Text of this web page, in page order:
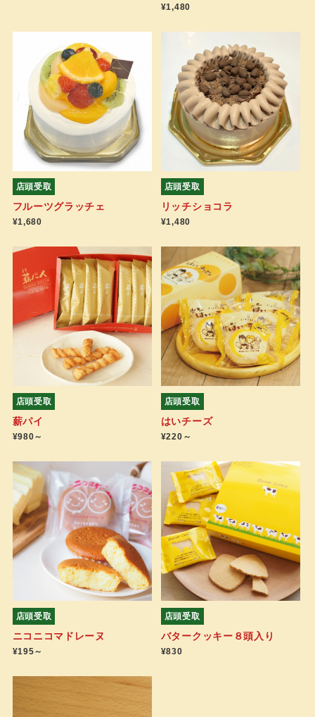
¥1,480
店頭受取
フルーツグラッチェ
¥1,680
店頭受取
リッチショコラ
¥1,480
店頭受取
薪パイ
¥980～
店頭受取
はいチーズ
¥220～
店頭受取
ニコニコマドレーヌ
¥195～
店頭受取
バタークッキー８頭入り
¥830